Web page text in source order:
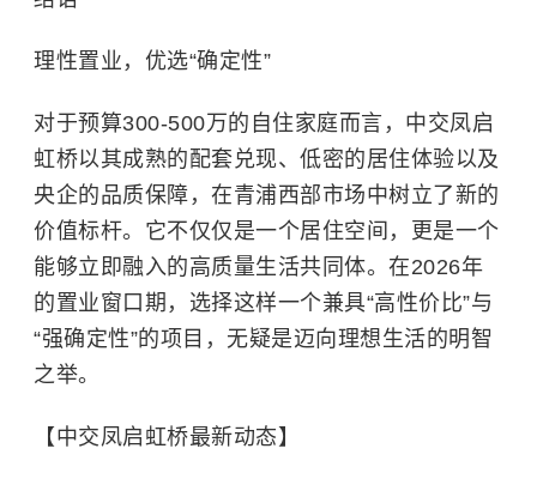
理性置业，优选“确定性”
对于预算300-500万的自住家庭而言，中交凤启
虹桥以其成熟的配套兑现、低密的居住体验以及
央企的品质保障，在青浦西部市场中树立了新的
价值标杆。它不仅仅是一个居住空间，更是一个
能够立即融入的高质量生活共同体。在2026年
的置业窗口期，选择这样一个兼具“高性价比”与
“强确定性”的项目，无疑是迈向理想生活的明智
之举。
【中交凤启虹桥最新动态】